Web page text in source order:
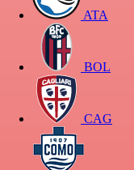
ATA
BOL
CAG